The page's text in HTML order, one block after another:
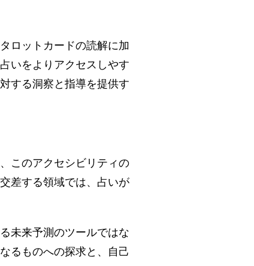
ロットカードの読解に加
いをよりアクセスしやす
する洞察と指導を提供す
このアクセシビリティの
差する領域では、占いが
未来予測のツールではな
るものへの探求と、自己